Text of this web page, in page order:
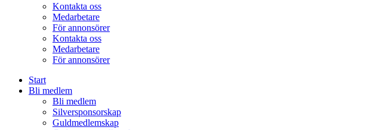
Kontakta oss
Medarbetare
För annonsörer
Kontakta oss
Medarbetare
För annonsörer
Start
Bli medlem
Bli medlem
Silversponsorskap
Guldmedlemskap